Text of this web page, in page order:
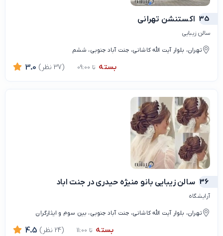
35 اکستنشن تهرانی
سالن زیبایی
تهران، بلوار آیت الله کاشانی، جنت آباد جنوبی، ششم
بسته تا 09:00 3.0 (37 نظر)
36 سالن زیبایی بانو منیژه حیدری در جنت اباد
آرایشگاه
تهران، بلوار آیت الله کاشانی، جنت آباد جنوبی، بین سوم و ایثارگران
بسته تا 11:00 4.5 (24 نظر)